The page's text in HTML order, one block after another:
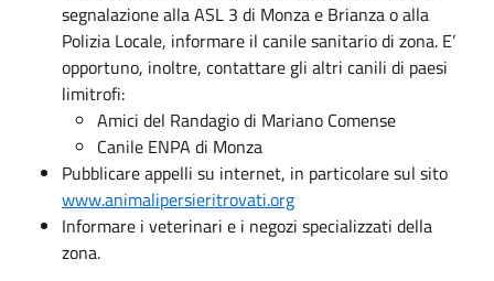
segnalazione alla ASL 3 di Monza e Brianza o alla
Polizia Locale, informare il canile sanitario di zona. E’
opportuno, inoltre, contattare gli altri canili di paesi
limitrofi:
Amici del Randagio di Mariano Comense
Canile ENPA di Monza
Pubblicare appelli su internet, in particolare sul sito
www.animalipersieritrovati.org
Informare i veterinari e i negozi specializzati della
zona.